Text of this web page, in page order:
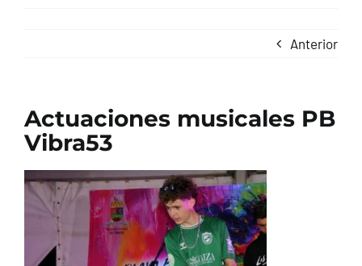
TURISMO
CONTACTO
Anterior
Actuaciones musicales PB
Vibra53